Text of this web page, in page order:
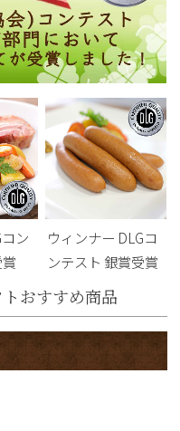
ン
ウィンナー DLGコ
ンテスト 銀賞受賞
おすすめ商品